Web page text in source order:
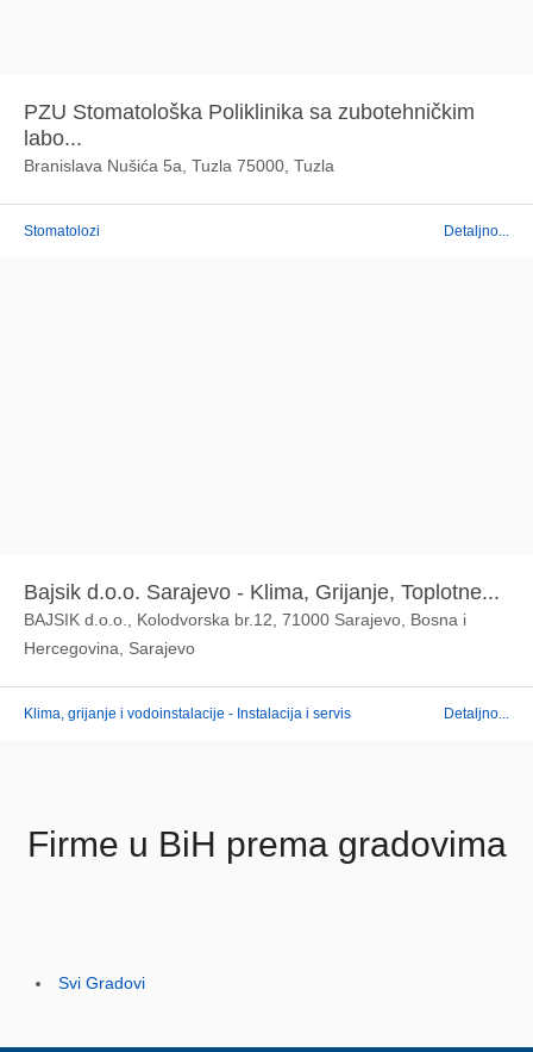
PZU Stomatološka Poliklinika sa zubotehničkim
labo...
Branislava Nušića 5a, Tuzla 75000, Tuzla
Stomatolozi Detaljno...
Bajsik d.o.o. Sarajevo - Klima, Grijanje, Toplotne...
BAJSIK d.o.o., Kolodvorska br.12, 71000 Sarajevo, Bosna i
Hercegovina, Sarajevo
Klima, grijanje i vodoinstalacije - Instalacija i servis Detaljno...
Firme u BiH prema gradovima
Svi Gradovi